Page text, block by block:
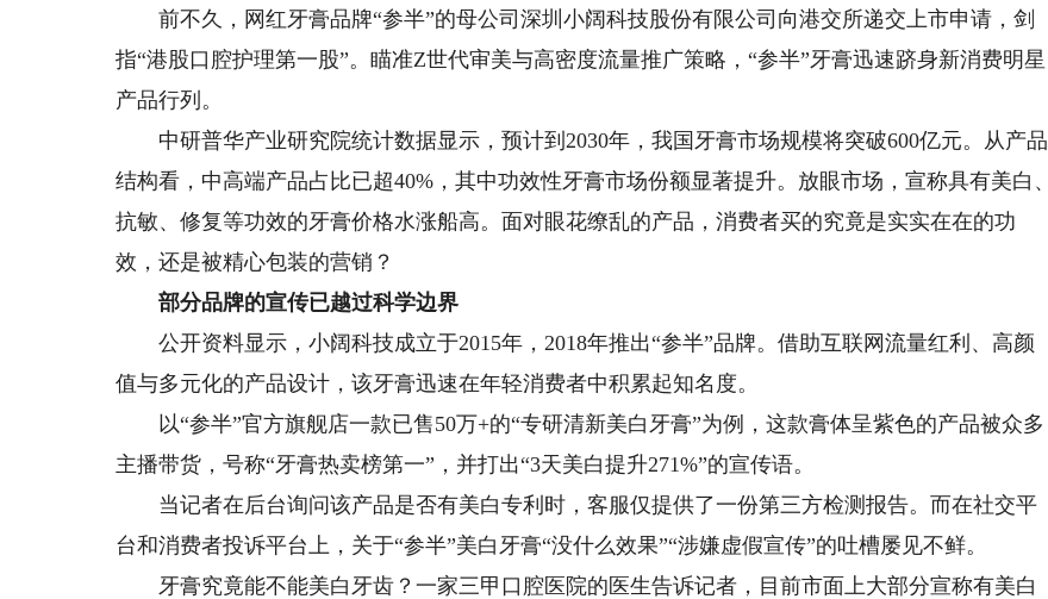
前不久，网红牙膏品牌“参半”的母公司深圳小阔科技股份有限公司向港交所递交上市申请，剑
指“港股口腔护理第一股”。瞄准Z世代审美与高密度流量推广策略，“参半”牙膏迅速跻身新消费明星
产品行列。
中研普华产业研究院统计数据显示，预计到2030年，我国牙膏市场规模将突破600亿元。从产品
结构看，中高端产品占比已超40%，其中功效性牙膏市场份额显著提升。放眼市场，宣称具有美白、
抗敏、修复等功效的牙膏价格水涨船高。面对眼花缭乱的产品，消费者买的究竟是实实在在的功
效，还是被精心包装的营销？
部分品牌的宣传已越过科学边界
公开资料显示，小阔科技成立于2015年，2018年推出“参半”品牌。借助互联网流量红利、高颜
值与多元化的产品设计，该牙膏迅速在年轻消费者中积累起知名度。
以“参半”官方旗舰店一款已售50万+的“专研清新美白牙膏”为例，这款膏体呈紫色的产品被众多
主播带货，号称“牙膏热卖榜第一”，并打出“3天美白提升271%”的宣传语。
当记者在后台询问该产品是否有美白专利时，客服仅提供了一份第三方检测报告。而在社交平
台和消费者投诉平台上，关于“参半”美白牙膏“没什么效果”“涉嫌虚假宣传”的吐槽屡见不鲜。
牙膏究竟能不能美白牙齿？一家三甲口腔医院的医生告诉记者，目前市面上大部分宣称有美白